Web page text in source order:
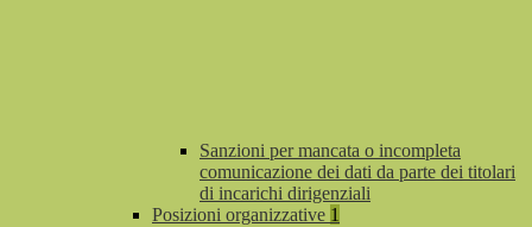
Sanzioni per mancata o incompleta
comunicazione dei dati da parte dei titolari
di incarichi dirigenziali
Posizioni organizzative 1